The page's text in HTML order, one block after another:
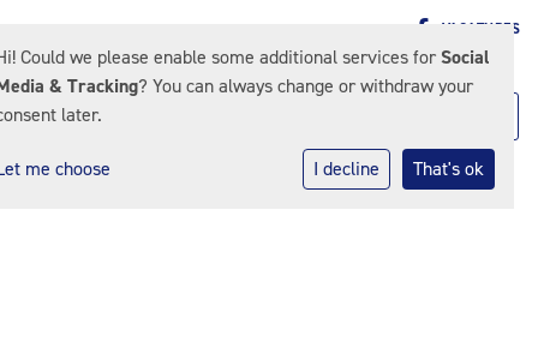
VACATURES
Could we please enable some additional services forSocial
& Tracking? You can always change or withdraw your
later.
me choose I decline That's ok